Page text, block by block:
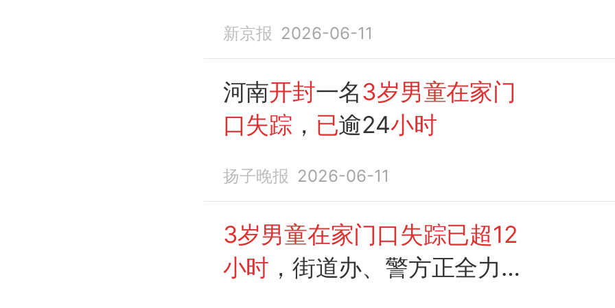
新京报 2026-06-11
河南开封一名3岁男童在家门
口失踪 ， 已逾24小时
扬子晚报 2026-06-11
3岁男童在家门口失踪已超12
小时 ，街道办、警方正全力寻